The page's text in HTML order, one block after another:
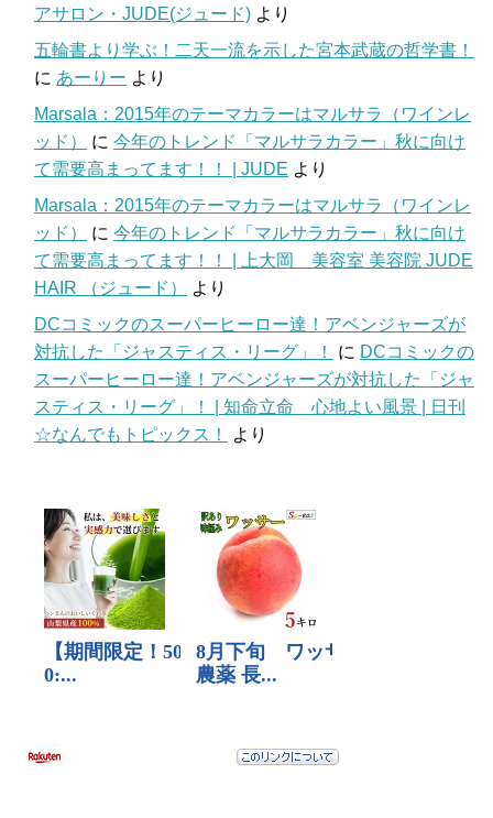
アサロン・JUDE(ジュード) より
五輪書より学ぶ！二天一流を示した宮本武蔵の哲学書！
に あーりー より
Marsala：2015年のテーマカラーはマルサラ（ワインレ
ッド）
に 今年のトレンド「マルサラカラー」秋に向け
て需要高まってます！！ | JUDE より
Marsala：2015年のテーマカラーはマルサラ（ワインレ
ッド）
に 今年のトレンド「マルサラカラー」秋に向け
て需要高まってます！！ | 上大岡 美容室 美容院 JUDE
HAIR （ジュード）
より
DCコミックのスーパーヒーロー達！アベンジャーズが
対抗した「ジャスティス・リーグ」！
に DCコミックの
スーパーヒーロー達！アベンジャーズが対抗した「ジャ
スティス・リーグ」！ | 知命立命 心地よい風景 | 日刊
☆なんでもトピックス！
より